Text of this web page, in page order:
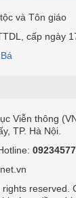
và Tôn giáo
cấp ngày
Viễn thông
TP. Hà Nội.
reserved.